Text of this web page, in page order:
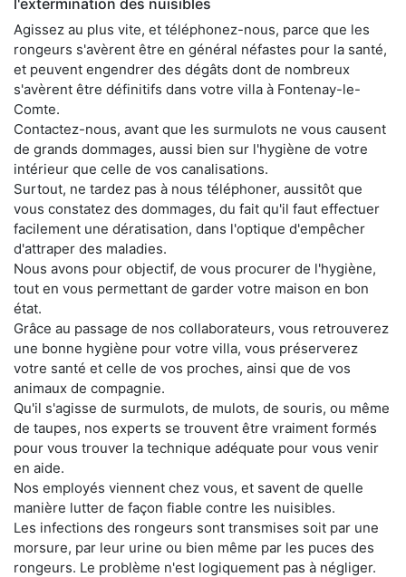
l'extermination des nuisibles
Agissez au plus vite, et téléphonez-nous, parce que les
rongeurs s'avèrent être en général néfastes pour la santé,
et peuvent engendrer des dégâts dont de nombreux
s'avèrent être définitifs dans votre villa à Fontenay-le-
Comte.
Contactez-nous, avant que les surmulots ne vous causent
de grands dommages, aussi bien sur l'hygiène de votre
intérieur que celle de vos canalisations.
Surtout, ne tardez pas à nous téléphoner, aussitôt que
vous constatez des dommages, du fait qu'il faut effectuer
facilement une dératisation, dans l'optique d'empêcher
d'attraper des maladies.
Nous avons pour objectif, de vous procurer de l'hygiène,
tout en vous permettant de garder votre maison en bon
état.
Grâce au passage de nos collaborateurs, vous retrouverez
une bonne hygiène pour votre villa, vous préserverez
votre santé et celle de vos proches, ainsi que de vos
animaux de compagnie.
Qu'il s'agisse de surmulots, de mulots, de souris, ou même
de taupes, nos experts se trouvent être vraiment formés
pour vous trouver la technique adéquate pour vous venir
en aide.
Nos employés viennent chez vous, et savent de quelle
manière lutter de façon fiable contre les nuisibles.
Les infections des rongeurs sont transmises soit par une
morsure, par leur urine ou bien même par les puces des
rongeurs. Le problème n'est logiquement pas à négliger.